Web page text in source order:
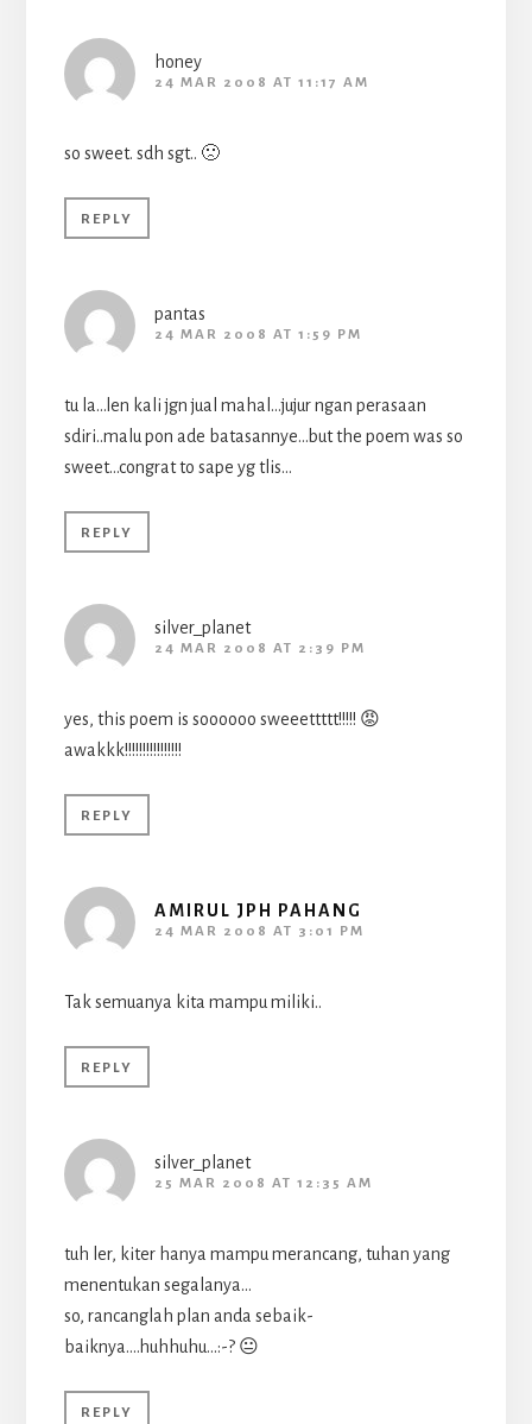
honey
24 MAR 2008 AT 11:17 AM
so sweet. sdh sgt.. 🙁
REPLY
pantas
24 MAR 2008 AT 1:59 PM
tu la…len kali jgn jual mahal…jujur ngan perasaan
sdiri..malu pon ade batasannye…but the poem was so
sweet…congrat to sape yg tlis…
REPLY
silver_planet
24 MAR 2008 AT 2:39 PM
yes, this poem is soooooo sweeettttt!!!!! 😡
awakkk!!!!!!!!!!!!!!!!
REPLY
AMIRUL JPH PAHANG
24 MAR 2008 AT 3:01 PM
Tak semuanya kita mampu miliki..
REPLY
silver_planet
25 MAR 2008 AT 12:35 AM
tuh ler, kiter hanya mampu merancang, tuhan yang
menentukan segalanya…
so, rancanglah plan anda sebaik-
baiknya….huhhuhu…:-? 😐
REPLY